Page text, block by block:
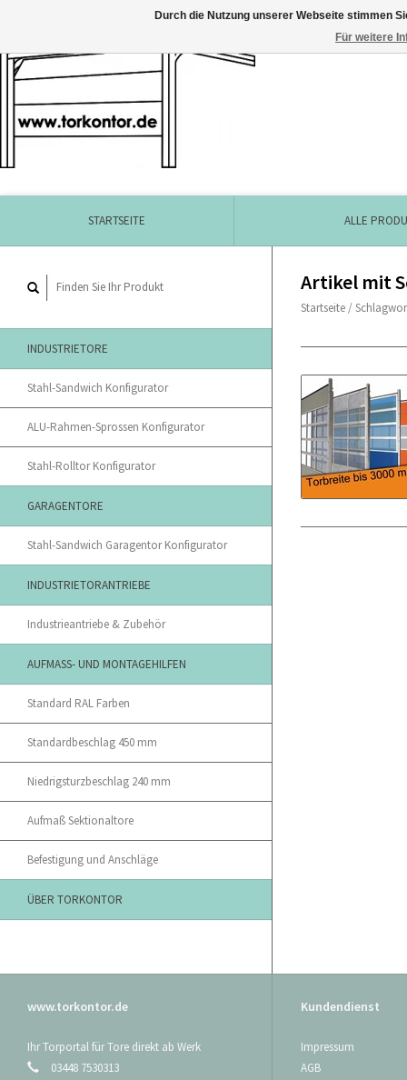
STARTSEITE ALLE
INDUSTRIETORE
Stahl-Sandwich Konfigurator
ALU-Rahmen-Sprossen Konfigurator
Stahl-Rolltor Konfigurator
GARAGENTORE
Stahl-Sandwich Garagentor Konfigurator
INDUSTRIETORANTRIEBE
Industrieantriebe & Zubehör
AUFMASS- UND MONTAGEHILFEN
Standard RAL Farben
Standardbeschlag 450 mm
Niedrigsturzbeschlag 240 mm
Aufmaß Sektionaltore
Befestigung und Anschläge
ÜBER TORKONTOR
Artikel mit
Startseite /
www.torkontor.de
Ihr Torportal für Tore direkt ab Werk
03448 7530313
Kundendienst
Impressum
AGB
Durch die Nutzung unserer Webseite stimmen
Für weitere